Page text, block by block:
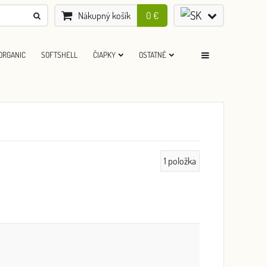
Nákupný košík 0 €
SOFTSHELL ČIAPKY OSTATNÉ
1 položka